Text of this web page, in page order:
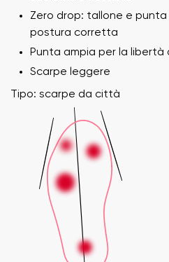
Zero drop: tallone e
postura corretta
Punta ampia per la libertà
Scarpe leggere
Tipo: scarpe da città